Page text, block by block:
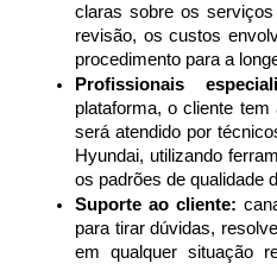
claras sobre os
revisão, os custos
procedimento para a
Profissionais
plataforma, o cliente
será atendido por
Hyundai, utilizando
os padrões de qualidade
Suporte ao cliente:
para tirar dúvidas,
em qualquer situação